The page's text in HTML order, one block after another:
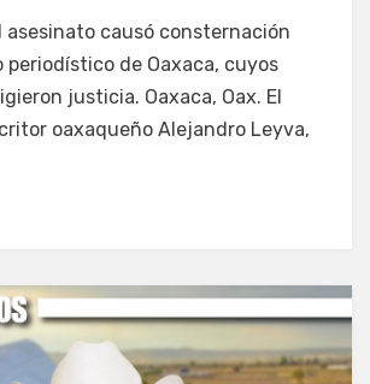
Servín
asesinato causó consternación
periodístico de Oaxaca, cuyos
justicia. Oaxaca, Oax. El
oaxaqueño Alejandro Leyva,